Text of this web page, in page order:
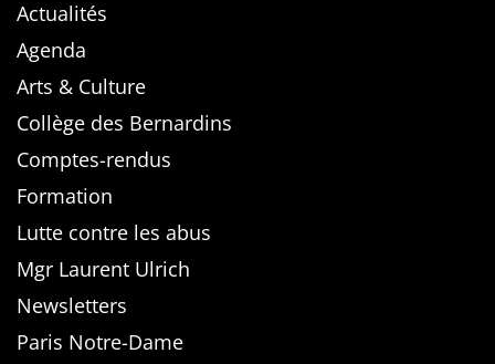
Actualités
Agenda
Arts & Culture
Collège des Bernardins
Comptes-rendus
Formation
Lutte contre les abus
Mgr Laurent Ulrich
Newsletters
Paris Notre-Dame